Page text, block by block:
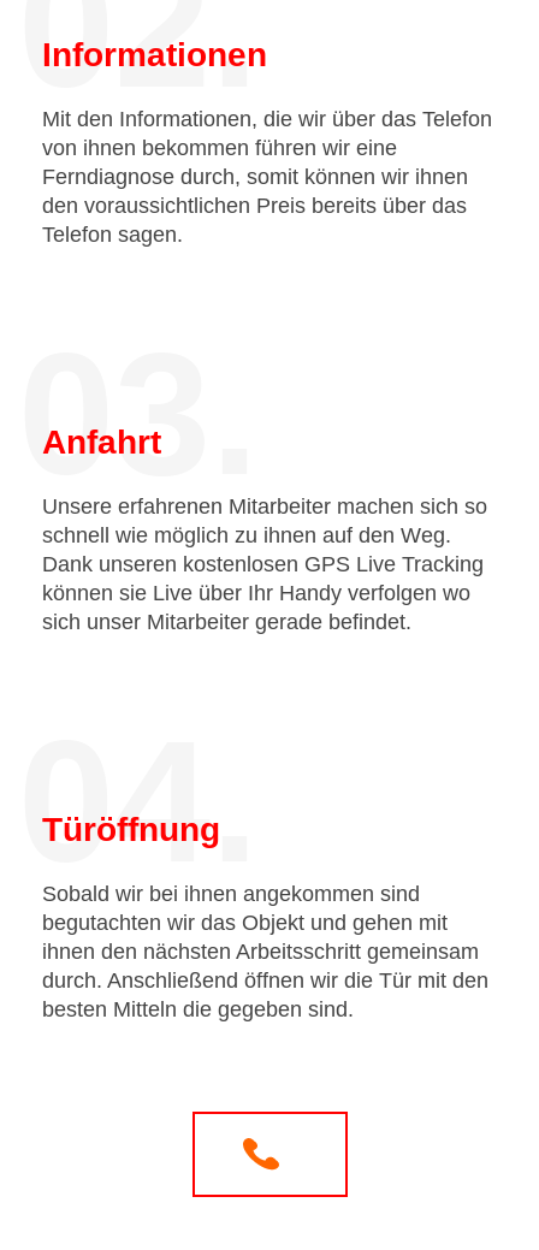
Informationen
Mit den Informationen, die wir über das Telefon
von ihnen bekommen führen wir eine
Ferndiagnose durch, somit können wir ihnen
den voraussichtlichen Preis bereits über das
Telefon sagen.
03.
Anfahrt
Unsere erfahrenen Mitarbeiter machen sich so
schnell wie möglich zu ihnen auf den Weg.
Dank unseren kostenlosen GPS Live Tracking
können sie Live über Ihr Handy verfolgen wo
sich unser Mitarbeiter gerade befindet.
04.
Türöffnung
Sobald wir bei ihnen angekommen sind
begutachten wir das Objekt und gehen mit
ihnen den nächsten Arbeitsschritt gemeinsam
durch. Anschließend öffnen wir die Tür mit den
besten Mitteln die gegeben sind.